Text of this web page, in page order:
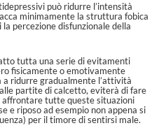
può ridurre l’intensità
minimamente la struttura fobica
percezione disfunzionale della
tutta una serie di evitamenti
fisicamente o emotivamente
ridurre gradualmente l’attività
partite di calcetto, eviterà di fare
affrontare tutte queste situazioni
e riposo ad esempio non appena si
per il timore di sentirsi male.